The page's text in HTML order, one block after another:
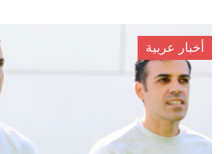
أخبار عربية